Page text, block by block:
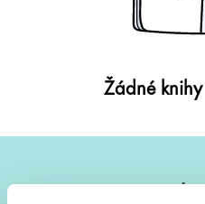
Žádné